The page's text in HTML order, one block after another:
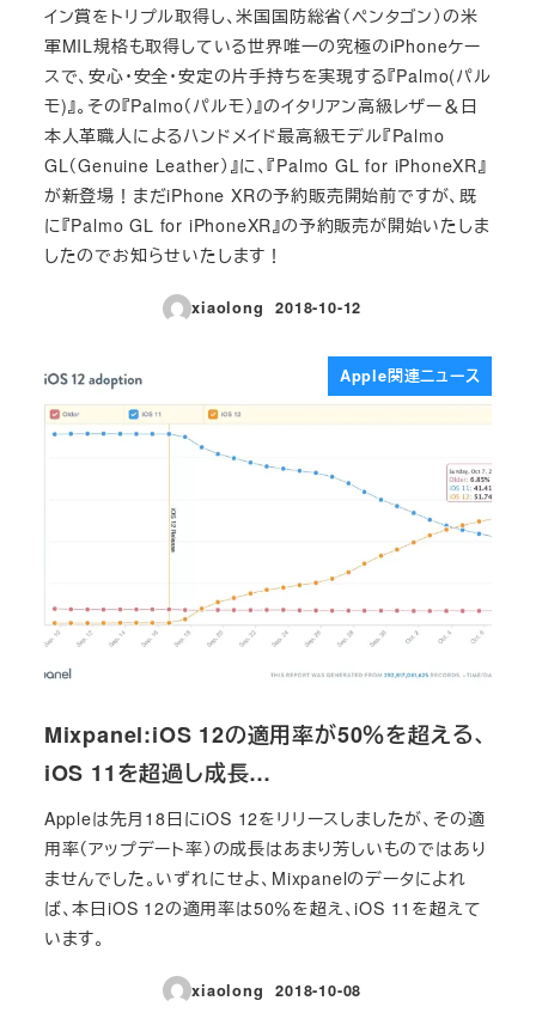
イン賞をトリプル取得し、米国国防総省（ペンタゴン）の米
軍MIL規格も取得している世界唯一の究極のiPhoneケー
スで、安心・安全・安定の片手持ちを実現する『Palmo(パル
モ)』。その『Palmo（パルモ）』のイタリアン高級レザー＆日
本人革職人によるハンドメイド最高級モデル『Palmo
GL（Genuine Leather）』に、『Palmo GL for iPhoneXR』
が新登場！まだiPhone XRの予約販売開始前ですが、既
に『Palmo GL for iPhoneXR』の予約販売が開始いたしま
したのでお知らせいたします！
xiaolong
投稿日
2018-10-12
Apple関連ニュース
Mixpanel:iOS 12の適用率が50％を超える、
iOS 11を超過し成長…
Appleは先月18日にiOS 12をリリースしましたが、その適
用率（アップデート率）の成長はあまり芳しいものではあり
ませんでした。いずれにせよ、Mixpanelのデータによれ
ば、本日iOS 12の適用率は50％を超え、iOS 11を超えて
います。
xiaolong
投稿日
2018-10-08